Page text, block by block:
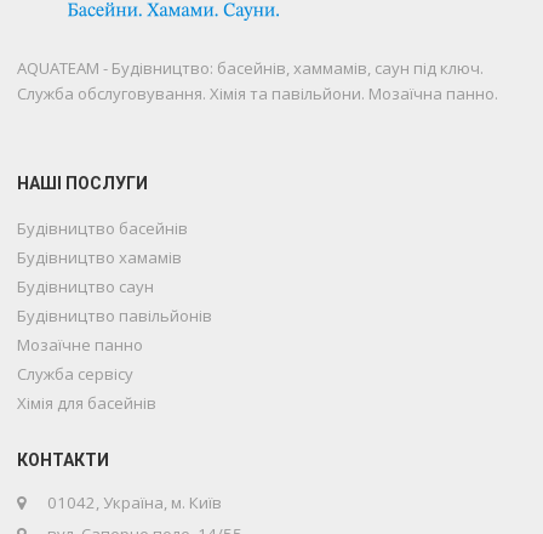
AQUATEAM - Будівництво: басейнів, хаммамів, саун під ключ.
Служба обслуговування. Хімія та павільйони. Мозаїчна панно.
НАШІ ПОСЛУГИ
Будівництво басейнів
Будівництво хамамів
Будівництво саун
Будівництво павільйонів
Мозаїчне панно
Служба сервісу
Хімія для басейнів
КОНТАКТИ
01042, Україна, м. Київ